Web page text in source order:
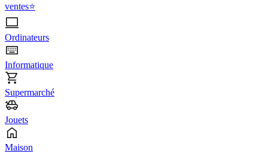
ventes⭐
Ordinateurs
Informatique
Supermarché
Jouets
Maison